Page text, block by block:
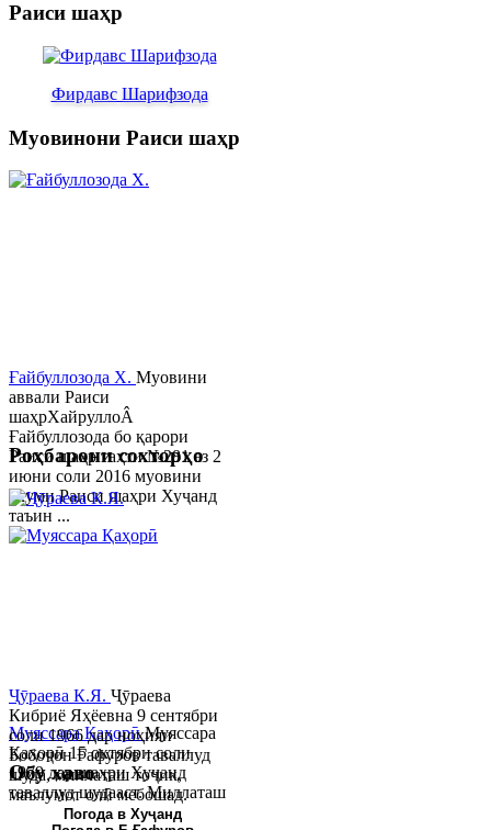
Раиси шаҳр
Фирдавс Шарифзода
Муовинони Раиси шаҳр
Ғайбуллозода Х. Муовини
аввали Раиси
шаҳрХайруллоÂ
Ғайбуллозода бо қарори
Раиси шаҳр таҳти №281 аз 2
июни соли 2016 муовини
якуми Раиси шаҳри Хуҷанд
таъин ...
Муяссара ҚаҳорӣМуяссара
Қаҳорӣ 15 октябри соли
1979 дар шаҳри Хуҷанд
таваллуд шудааст. Миллаташ
тоҷик. Маълумот олӣ. Соли
Роҳбарони сохторҳо
Ҷӯраева К.Я. Ҷӯраева
Кибриё Яҳёевна 9 сентябри
соли 1966 дар ноҳияи
Бобоҷон Ғафуров таваллуд
шуда, миллаташ тоҷик,
маълумот олӣ мебошад.
Соли 1997 Донишг...
Обу хаво
Погода в Хуҷанд